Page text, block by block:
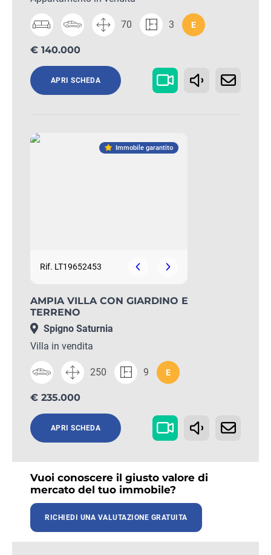
70 3 E
€ 140.000
APRI SCHEDA
Immobile garantito
Rif. LT19652453
AMPIA VILLA CON GIARDINO E
TERRENO
Spigno Saturnia
Villa in vendita
250 9 E
€ 235.000
APRI SCHEDA
Vuoi conoscere il giusto valore di
mercato del tuo immobile?
RICHIEDI UNA VALUTAZIONE GRATUITA